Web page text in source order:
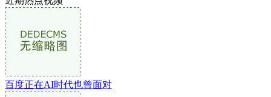
百度正在AI时代也曾面对